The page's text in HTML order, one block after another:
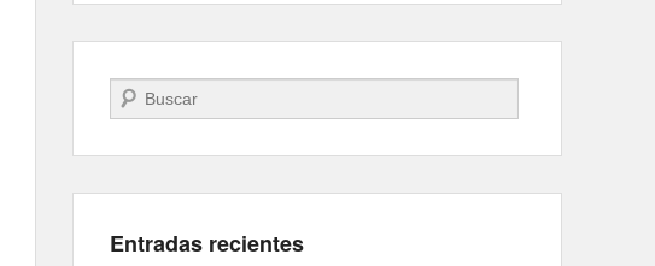
Buscar
Entradas recientes